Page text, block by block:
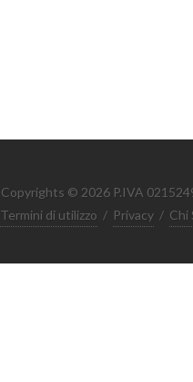
Copyrights © 2026 P.IVA
Termini di utilizzo / Privacy / Chi